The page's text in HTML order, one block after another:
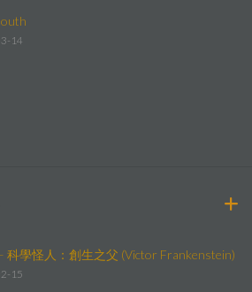
14
科學怪人：創生之父 (Victor Frankenstein)
15